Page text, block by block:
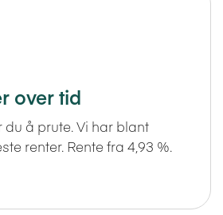
over tid
å prute. Vi har blant
renter. Rente fra 4,93 %.